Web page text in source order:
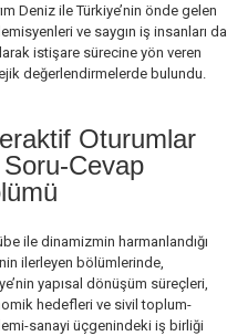
Deniz ile Türkiye’nin önde gelen
ve saygın iş insanları da
istişare sürecine yön veren
değerlendirmelerde bulundu.
Oturumlar
Cevap
ile dinamizmin harmanlandığı
ilerleyen bölümlerinde,
yapısal dönüşüm süreçleri,
hedefleri ve sivil toplum-
sanayi üçgenindeki iş birliği